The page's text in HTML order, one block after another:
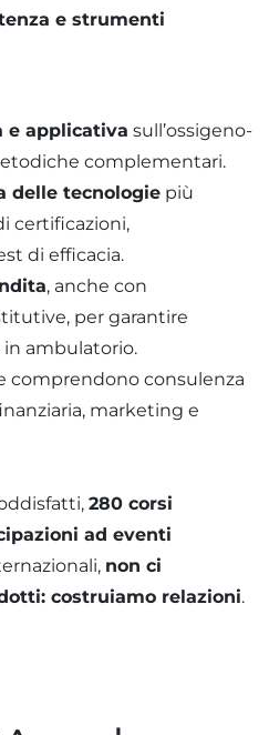
e strumenti
e applicativa sull’ossigeno-
complementari.
delle tecnologie più
certificazioni,
di efficacia.
, anche con
per garantire
ambulatorio.
comprendono consulenza
marketing e
280 corsi
ad eventi
non ci
costruiamo relazioni.